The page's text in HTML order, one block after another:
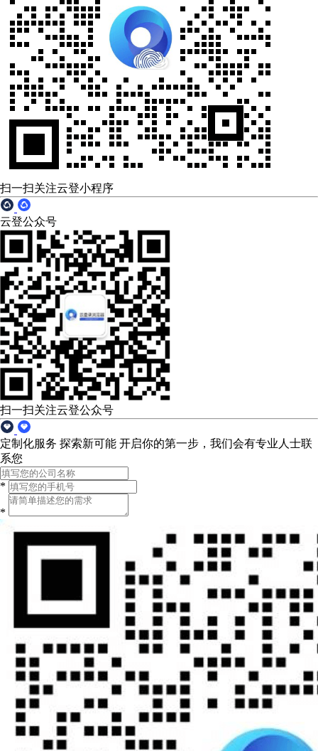
扫一扫关注云登小程序
云登公众号
扫一扫关注云登公众号
定制化服务 探索新可能 开启你的第一步，我们会有专业人士联
系您
*
*